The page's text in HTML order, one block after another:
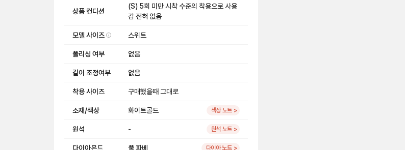
상품 컨디션
(S) 5회 미만 시착 수준의 착용으로 사용
감 전혀 없음
모델 사이즈 스위트
폴리싱 여부 없음
길이 조정여부 없음
착용 사이즈 구매했을때 그대로
소재/색상 화이트골드 색상 노트 >
원석 - 원석 노트 >
다이아몬드 풀 파베 다이아 노트 >